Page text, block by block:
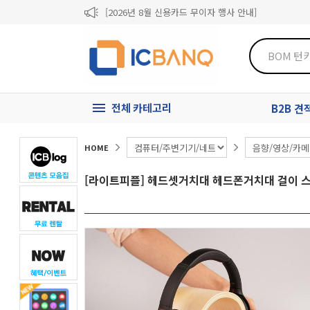
[2026년 8월 신용카드 무이자 행사 안내]
[마일리지 적립 및 사용 정책 개편 안내]
전체 카테고리 B2B 견
HOME
[라이트피플] 헤드셋거치대 헤드폰거치대 걸이